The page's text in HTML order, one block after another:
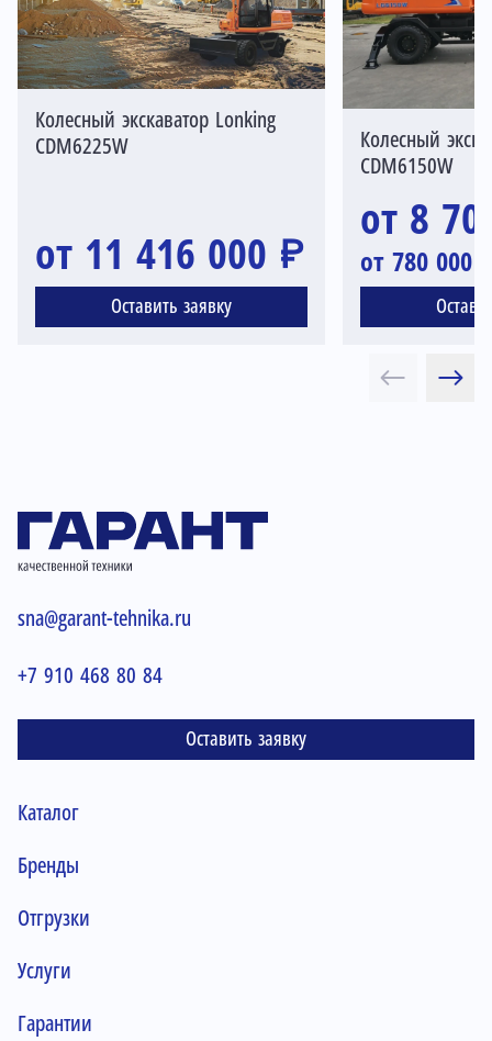
Колесный экскаватор Lonking
CDM6225W
от 11 416 000 ₽
Оставить заявку
Колесный
CDM6150W
от 8
от 780 000
sna@garant-tehnika.ru
+7 910 468 80 84
Оставить заявку
Каталог
Бренды
Отгрузки
Услуги
Гарантии